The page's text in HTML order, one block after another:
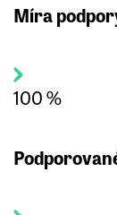
Míra
100 %